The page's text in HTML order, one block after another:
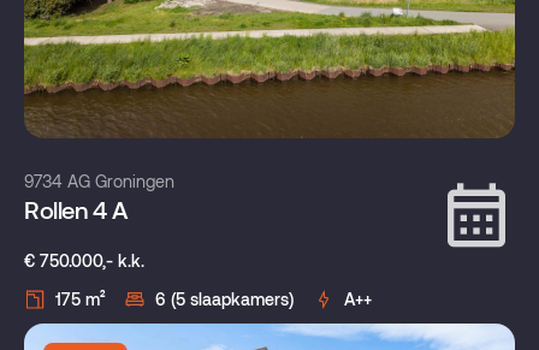
9734 AG Groningen
Rollen 4 A
€ 750.000,- k.k.
175 m²
6 (5 slaapkamers) A++